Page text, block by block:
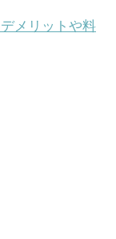
メリットや料